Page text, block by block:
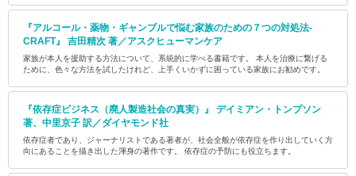
『アルコール・薬物・ギャンブルで悩む家族のための７つの対処法-
CRAFT』 吉田精次 著／アスクヒューマンケア
家族が本人を援助する方法について、系統的に学べる書籍です。 本人を治療に繋げる
ために、色々な方法を試したけれど、上手くいかずに困っている家族にお勧めです。
『依存症ビジネス（廃人製造社会の真実）』 デイミアン・トンプソン
著、中里京子 訳／ダイヤモンド社
依存症者であり、ジャーナリストである著者が、社会全般が依存症を作り出していく方
向にあることを描き出した渾身の著作です。 依存症の予防にも役立ちます。